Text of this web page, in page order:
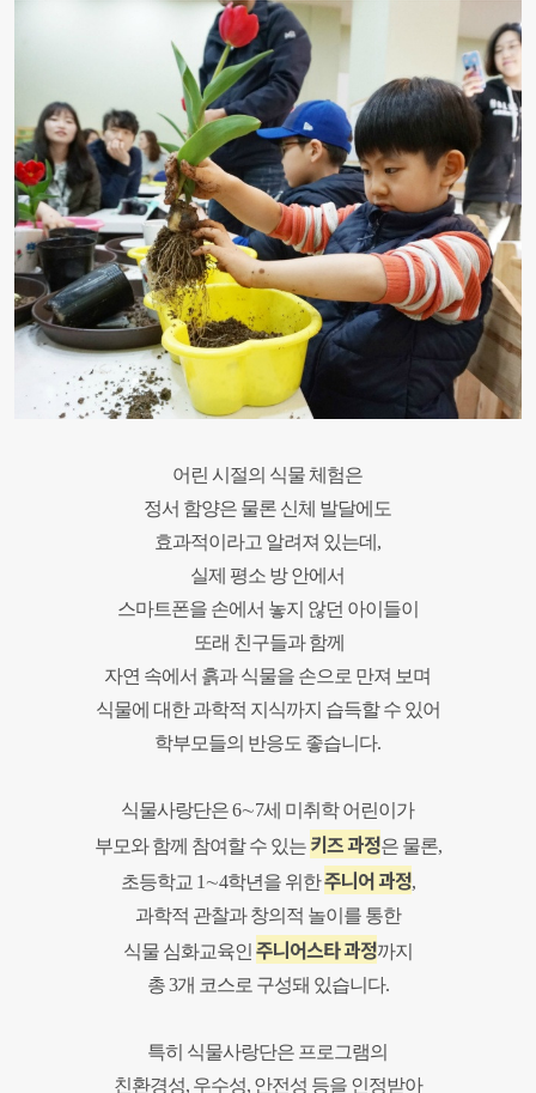
어린 시절의 식물 체험은
정서 함양은 물론 신체 발달에도
효과적이라고 알려져 있는데,
실제 평소 방 안에서
스마트폰을 손에서 놓지 않던 아이들이
또래 친구들과 함께
자연 속에서 흙과 식물을 손으로 만져 보며
식물에 대한 과학적 지식까지 습득할 수 있어
학부모들의 반응도 좋습니다.
식물사랑단은 6∼7세 미취학 어린이가
부모와 함께 참여할 수 있는 키즈 과정은 물론,
초등학교 1∼4학년을 위한주니어 과정,
과학적 관찰과 창의적 놀이를 통한
식물 심화교육인 주니어스타 과정까지
총 3개 코스로 구성돼 있습니다.
특히 식물사랑단은 프로그램의
친환경성, 우수성, 안전성 등을 인정받아